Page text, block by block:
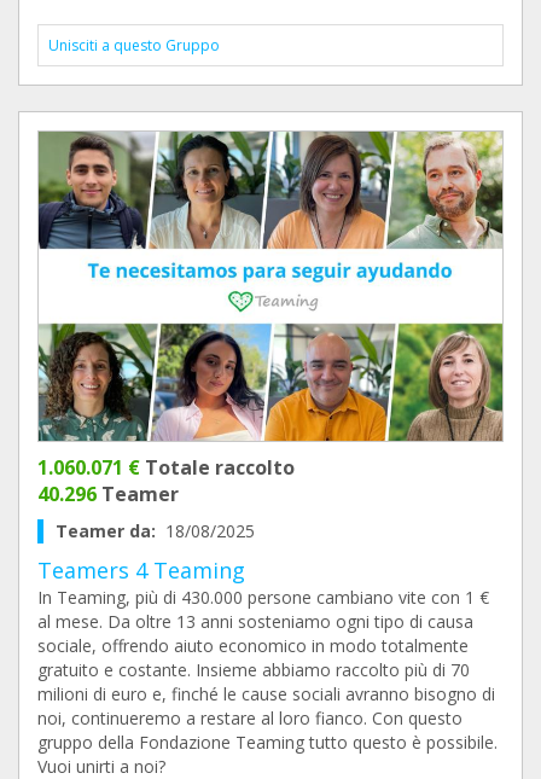
Unisciti a questo Gruppo
1.060.071 € Totale raccolto
40.296 Teamer
Teamer da: 18/08/2025
Teamers 4 Teaming
In Teaming, più di 430.000 persone cambiano vite con 1 €
al mese. Da oltre 13 anni sosteniamo ogni tipo di causa
sociale, offrendo aiuto economico in modo totalmente
gratuito e costante. Insieme abbiamo raccolto più di 70
milioni di euro e, finché le cause sociali avranno bisogno di
noi, continueremo a restare al loro fianco. Con questo
gruppo della Fondazione Teaming tutto questo è possibile.
Vuoi unirti a noi?